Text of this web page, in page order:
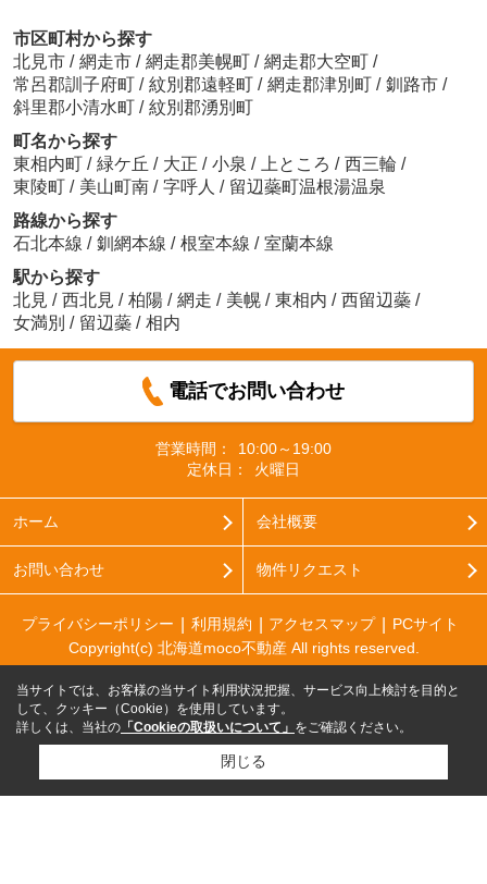
市区町村から探す
北見市 / 網走市 / 網走郡美幌町 / 網走郡大空町 /
常呂郡訓子府町 / 紋別郡遠軽町 / 網走郡津別町 / 釧路市 /
斜里郡小清水町 / 紋別郡湧別町
町名から探す
東相内町 / 緑ケ丘 / 大正 / 小泉 / 上ところ / 西三輪 /
東陵町 / 美山町南 / 字呼人 / 留辺蘂町温根湯温泉
路線から探す
石北本線 / 釧網本線 / 根室本線 / 室蘭本線
駅から探す
北見 / 西北見 / 柏陽 / 網走 / 美幌 / 東相内 / 西留辺蘂 /
女満別 / 留辺蘂 / 相内
電話でお問い合わせ
営業時間：
10:00～19:00
定休日：
火曜日
ホーム 会社概要
お問い合わせ 物件リクエスト
プライバシーポリシー 利用規約 アクセスマップ
PCサイト
Copyright(c) 北海道moco不動産 All rights reserved.
当サイトでは、お客様の当サイト利用状況把握、サービス向上検討を目的と
して、クッキー（Cookie）を使用しています。
詳しくは、当社の 「Cookieの取扱いについて」 をご確認ください。
閉じる